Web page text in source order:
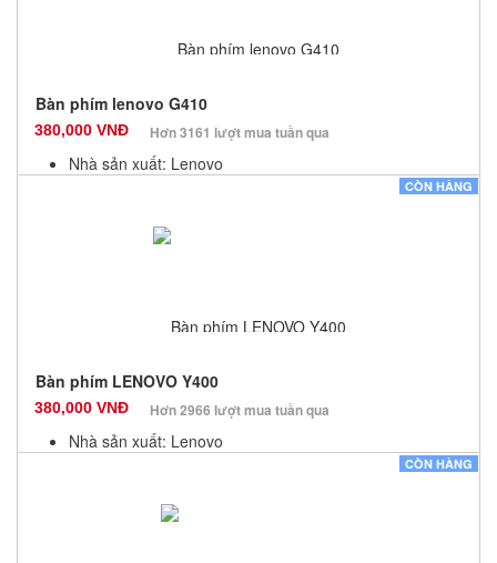
Bàn phím lenovo G410
380,000 VNĐ Hơn 3161 lượt mua tuần qua
Nhà sản xuất: Lenovo
Số lượng: 10
CÒN HÀNG
Bàn phím LENOVO Y400
380,000 VNĐ Hơn 2966 lượt mua tuần qua
Nhà sản xuất: Lenovo
CÒN HÀNG